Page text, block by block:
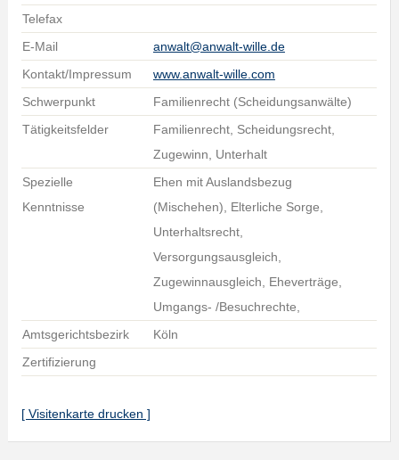
Telefax
E-Mail
anwalt@anwalt-wille.de
Kontakt/Impressum
www.anwalt-wille.com
Schwerpunkt
Familienrecht (Scheidungsanwälte)
Tätigkeitsfelder
Familienrecht, Scheidungsrecht,
Zugewinn, Unterhalt
Spezielle
Kenntnisse
Ehen mit Auslandsbezug
(Mischehen), Elterliche Sorge,
Unterhaltsrecht,
Versorgungsausgleich,
Zugewinnausgleich, Eheverträge,
Umgangs- /Besuchrechte,
Amtsgerichtsbezirk
Köln
Zertifizierung
[ Visitenkarte drucken ]